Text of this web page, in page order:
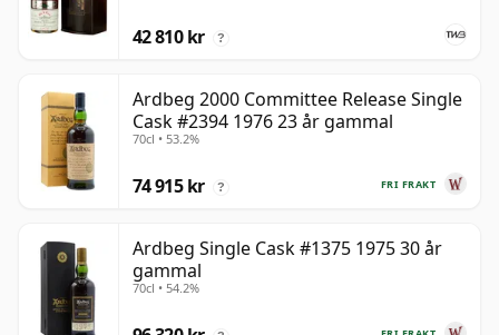
42 810 kr ?
Ardbeg 2000 Committee Release Single
Cask #2394 1976 23 år gammal
70cl • 53.2%
FRI FRAKT
74 915 kr ?
Ardbeg Single Cask #1375 1975 30 år
gammal
70cl • 54.2%